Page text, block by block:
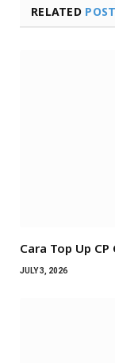
RELATED
Cara Top Up
JULY 3, 2026